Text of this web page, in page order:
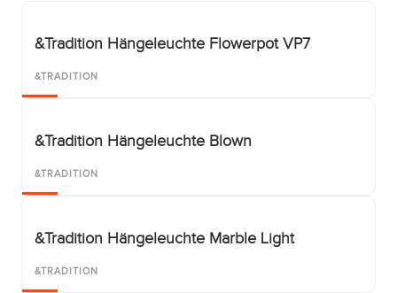
&Tradition Hängeleuchte Flowerpot VP7
&TRADITION
&Tradition Hängeleuchte Blown
&TRADITION
&Tradition Hängeleuchte Marble Light
&TRADITION